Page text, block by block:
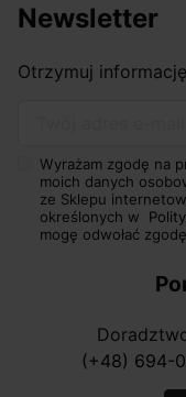
Newsletter
Otrzymuj
Wyrażam zgodę na
moich danych
ze Sklepu
określonych w
mogę odwołać
(+48) 694-